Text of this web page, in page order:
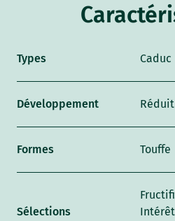
Types Caduc
Développement Réduit
Formes Touffe
Sélections